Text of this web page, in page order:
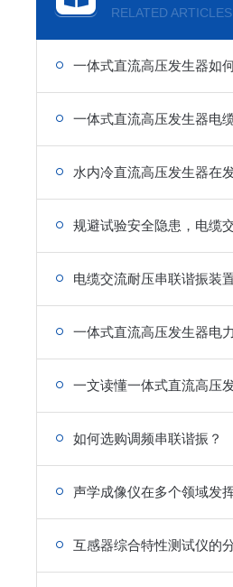
RELATED ARTICLES
如何选购调频串联谐振？